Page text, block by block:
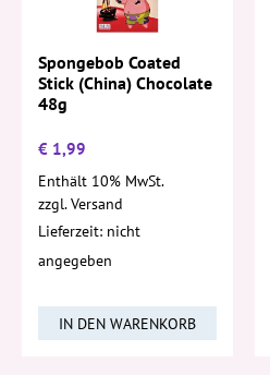
Spongebob Coated
Stick (China) Chocolate
48g
€ 1,99
Enthält 10% MwSt.
zzgl.Versand
Lieferzeit: nicht
angegeben
IN DEN WARENKORB